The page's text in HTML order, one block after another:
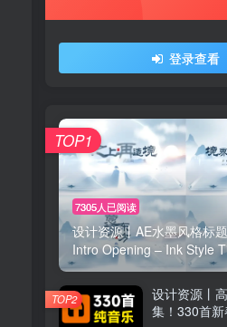
登录查看
7305人已阅读
设计资源丨AE水墨风格标
Intro Opening – Ink Style
TOP1
设计资源丨
集！330首
TOP2
隐私声明